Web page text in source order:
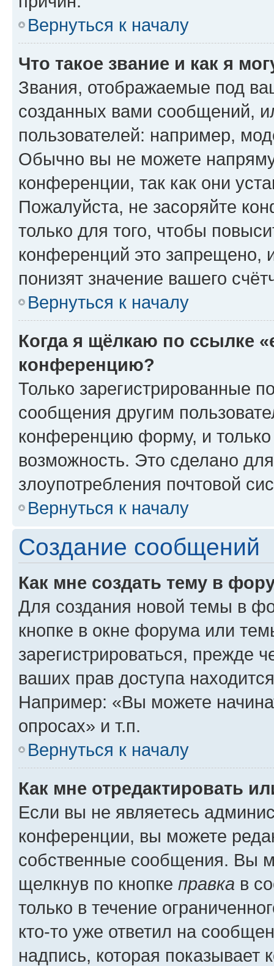
Вернуться к началу
Что такое звание и как я
Звания, отображаемые под
созданных вами сообщений,
пользователей: например,
Обычно вы не можете
конференции, так как они
Пожалуйста, не засоряйте
только для того, чтобы
конференций это запрещено,
понизят значение вашего
Вернуться к началу
Когда я щёлкаю по ссылке
конференцию?
Только зарегистрированные
сообщения другим
конференцию форму, и
возможность. Это сделано
злоупотребления почтовой
Вернуться к началу
Создание сообщений
Как мне создать тему в
Для создания новой темы в
кнопке в окне форума или
зарегистрироваться, прежде
ваших прав доступа
Например: «Вы можете
опросах» и т.п.
Вернуться к началу
Как мне отредактировать
Если вы не являетесь
конференции, вы можете
собственные сообщения. Вы
щелкнув по кнопке правка в
только в течение
кто-то уже ответил на
надпись, которая показывает